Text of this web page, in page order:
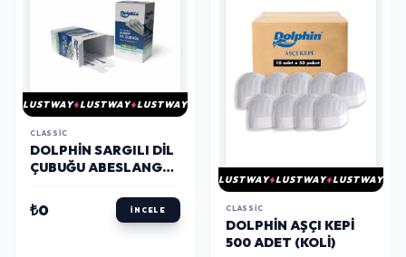
LUSTWAY LUSTWAY LUSTWAY
CLASSIC
DOLPHIN SARGILI DIL
ÇUBUĞU ABESLANG
₺0 İNCELE
LUSTWAY LUSTWAY LUSTWAY
CLASSIC
DOLPHIN AŞÇI KEPI
500 ADET (KOLI)